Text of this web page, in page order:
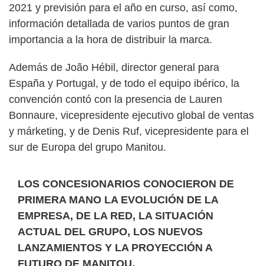
2021 y previsión para el año en curso, así como,
información detallada de varios puntos de gran
importancia a la hora de distribuir la marca.
Además de João Hébil, director general para
España y Portugal, y de todo el equipo ibérico, la
convención contó con la presencia de Lauren
Bonnaure, vicepresidente ejecutivo global de ventas
y márketing, y de Denis Ruf, vicepresidente para el
sur de Europa del grupo Manitou.
LOS CONCESIONARIOS CONOCIERON DE
PRIMERA MANO LA EVOLUCIÓN DE LA
EMPRESA, DE LA RED, LA SITUACIÓN
ACTUAL DEL GRUPO, LOS NUEVOS
LANZAMIENTOS Y LA PROYECCIÓN A
FUTURO DE MANITOU.